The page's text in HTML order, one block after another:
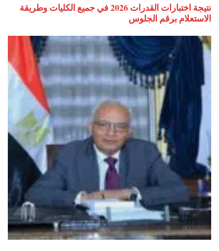
نتيجة اختبارات القدرات 2026 في جميع الكليات وطريقة
الاستعلام برقم الجلوس